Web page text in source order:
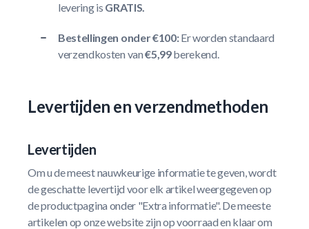
levering is GRATIS.
Bestellingen onder €100:Er worden standaard
verzendkosten van€5,99berekend.
Levertijden en verzendmethoden
Levertijden
Om u de meest nauwkeurige informatie te geven, wordt
de geschatte levertijd voor elk artikel weergegeven op
de productpagina onder "Extra informatie". De meeste
artikelen op onze website zijn op voorraad en klaar om